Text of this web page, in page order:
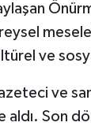
ve
ve
aldı. Son